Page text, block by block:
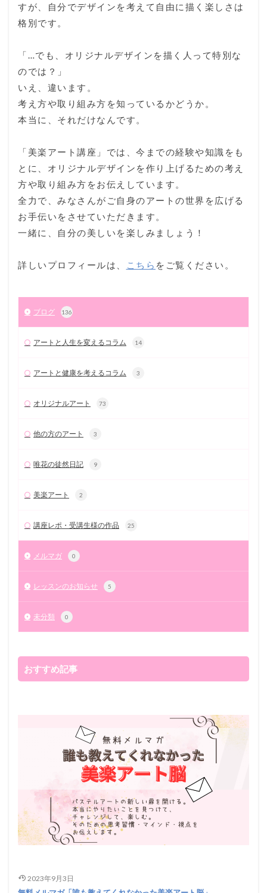
すが、自分でデザインを考えて自由に描く楽しさは
格別です。
「…でも、オリジナルデザインを描く人って特別な
のでは？」
いえ、違います。
考え方や取り組み方を知っているかどうか。
本当に、それだけなんです。
「美楽アート講座」では、今までの経験や知識をも
とに、オリジナルデザインを作り上げるための考え
方や取り組み方をお伝えしています。
全力で、みなさんがご自身のアートの世界を広げる
お手伝いをさせていただきます。
一緒に、自分の美しいを楽しみましょう！
詳しいプロフィールは、 こちら をご覧ください。
ブログ 136
アートと人生を変えるコラム 14
アートと健康を考えるコラム 3
オリジナルアート 73
他の方のアート 3
唯花の徒然日記 9
美楽アート 2
講座レポ・受講生様の作品 25
メルマガ 0
レッスンのお知らせ 5
未分類 0
おすすめ記事
2023年9月3日